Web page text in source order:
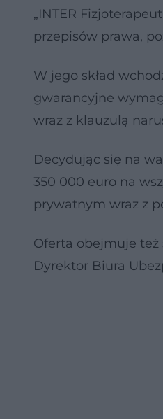
„INTER
przepisów prawa,
W jego skład
gwarancyjne
wraz z klauzulą
Decydując się na
350 000 euro na
prywatnym wraz z
Oferta obejmuje
Dyrektor Biura